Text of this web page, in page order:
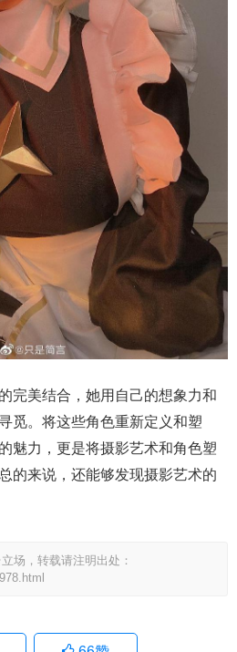
完美结合，她用自己的想象力和
觅。将这些角色重新定义和塑
魅力，更是将摄影艺术和角色塑
的来说，还能够发现摄影艺术的
场，转载请注明出处：